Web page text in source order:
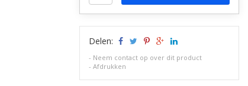
Delen:
- Neem contact op over dit product
-Afdrukken